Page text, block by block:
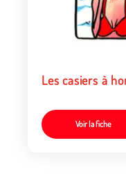
Les casiers à
Voir la fiche